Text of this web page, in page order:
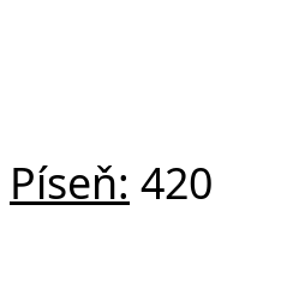
Píseň: 420